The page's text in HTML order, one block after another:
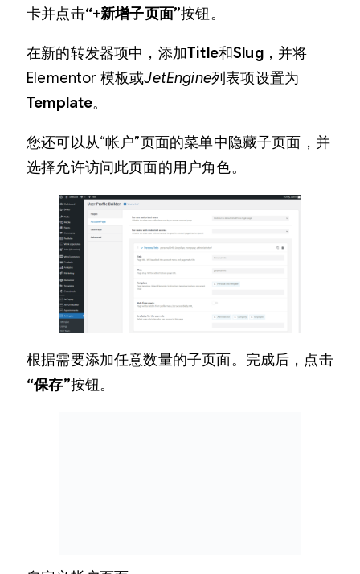
卡并点击“+新增子页面”按钮。
在新的转发器项中，添加Title和Slug，并将
Elementor 模板或JetEngine列表项设置为
Template。
您还可以从“帐户”页面的菜单中隐藏子页面，并
选择允许访问此页面的用户角色。
根据需要添加任意数量的子页面。完成后，点击
“保存”按钮。